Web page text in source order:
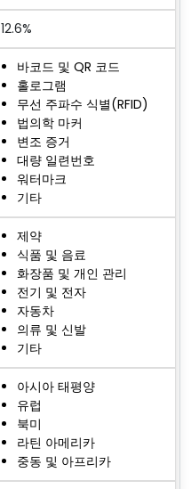
12.6%
바코드 및 QR 코드
홀로그램
무선 주파수 식별(RFID)
법의학 마커
변조 증거
대량 일련번호
워터마크
기타
제약
식품 및 음료
화장품 및 개인 관리
전기 및 전자
자동차
의류 및 신발
기타
아시아 태평양
유럽
북미
라틴 아메리카
중동 및 아프리카